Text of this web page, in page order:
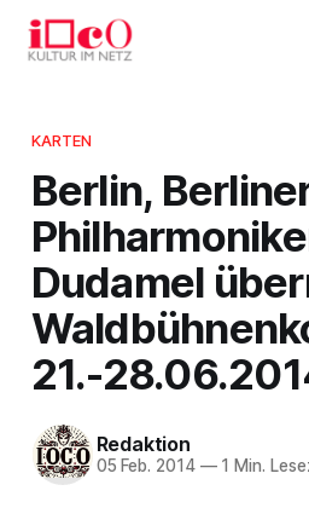
KARTEN
Berlin,
Dudamel
21.-
Redaktion
05 Feb. 2014 —1 Min.